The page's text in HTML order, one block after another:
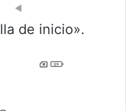
de inicio».